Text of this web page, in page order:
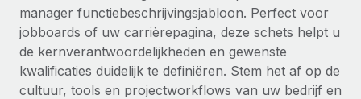
Ingebouwde essentiële HR-functies voor je team
Verbinden Nieuw
AI-tools koppelen aan Remote met onze MCP
Enterprise
Global HR voor grote bedrijven
WERK MET ONS SAMEN
HR-woordenlijst
Bibliotheek met functiebeschrijvingen
Português (Portugal)
日本語
manager functiebeschrijvingsjabloon. Perfect voor
jobboards of uw carrièrepagina, deze schets helpt u
de kernverantwoordelijkheden en gewenste
kwalificaties duidelijk te definiëren. Stem het af op de
cultuur, tools en projectworkflows van uw bedrijf en